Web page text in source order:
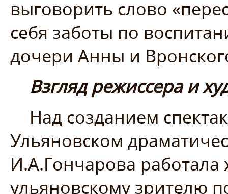
выговорить слово
себя заботы по
дочери Анны и
Взгляд режиссера и
Над созданием
Ульяновском
И.А.Гончарова
ульяновскому зрителю